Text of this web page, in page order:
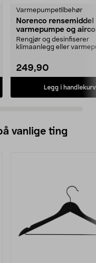
Varmepumpetilbehør
Norenco rensemiddel
varmepumpe og
600 ml
Rengjør og desinfiserer
klimaanlegg eller
249,90
Legg i handlekurv
vanlige ting